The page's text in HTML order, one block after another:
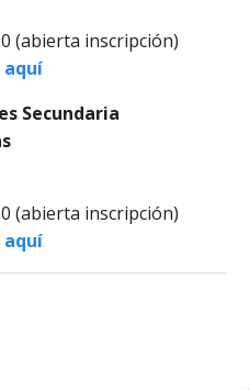
(abierta inscripción)
aquí
Secundaria
(abierta inscripción)
aquí